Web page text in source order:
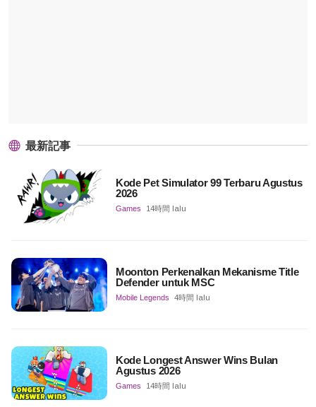
最新記事
Kode Pet Simulator 99 Terbaru Agustus
2026
Games 14時間 lalu
Moonton Perkenalkan Mekanisme Title
Defender untuk MSC
Mobile Legends 4時間 lalu
Kode Longest Answer Wins Bulan
Agustus 2026
Games 14時間 lalu